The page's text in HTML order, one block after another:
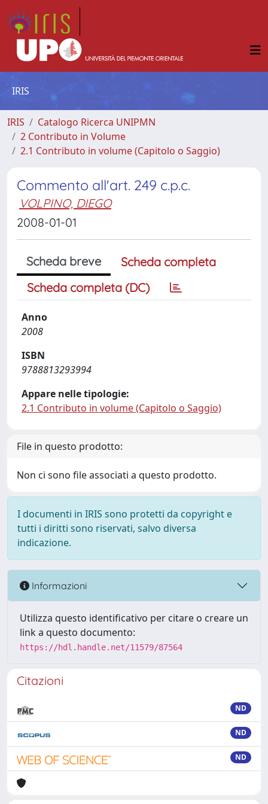
IRIS
IRIS
Catalogo Ricerca UNIPMN
2 Contributo in Volume
2.1 Contributo in volume (Capitolo o Saggio)
Commento all'art. 249 c.p.c.
VOLPINO, DIEGO
2008-01-01
Scheda breve
Scheda completa
Scheda completa (DC)
Anno
2008
ISBN
9788813293994
Appare nelle tipologie:
2.1 Contributo in volume (Capitolo o Saggio)
File in questo prodotto:
Non ci sono file associati a questo prodotto.
I documenti in IRIS sono protetti da copyright e
tutti i diritti sono riservati, salvo diversa
indicazione.
Informazioni
Utilizza questo identificativo per citare o creare un
link a questo documento:
https://hdl.handle.net/11579/87564
Citazioni
ND
ND
ND